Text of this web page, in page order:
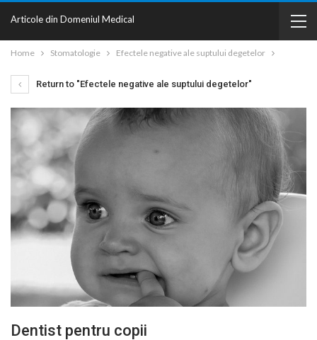
Articole din Domeniul Medical
Home Stomatologie Efectele negative ale suptului degetelor
Return to "Efectele negative ale suptului degetelor"
Dentist pentru copii